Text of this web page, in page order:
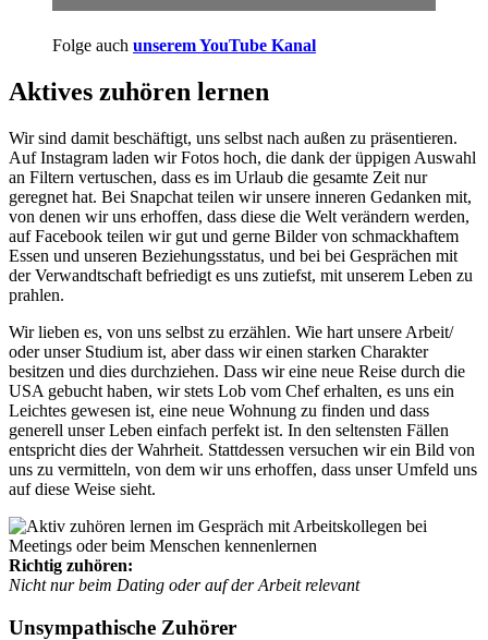
Folge auch unserem YouTube Kanal
Aktives zuhören lernen
Wir sind damit beschäftigt, uns selbst nach außen zu präsentieren.
Auf Instagram laden wir Fotos hoch, die dank der üppigen Auswahl
an Filtern vertuschen, dass es im Urlaub die gesamte Zeit nur
geregnet hat. Bei Snapchat teilen wir unsere inneren Gedanken mit,
von denen wir uns erhoffen, dass diese die Welt verändern werden,
auf Facebook teilen wir gut und gerne Bilder von schmackhaftem
Essen und unseren Beziehungsstatus, und bei bei Gesprächen mit
der Verwandtschaft befriedigt es uns zutiefst, mit unserem Leben zu
prahlen.
Wir lieben es, von uns selbst zu erzählen. Wie hart unsere Arbeit/
oder unser Studium ist, aber dass wir einen starken Charakter
besitzen und dies durchziehen. Dass wir eine neue Reise durch die
USA gebucht haben, wir stets Lob vom Chef erhalten, es uns ein
Leichtes gewesen ist, eine neue Wohnung zu finden und dass
generell unser Leben einfach perfekt ist. In den seltensten Fällen
entspricht dies der Wahrheit. Stattdessen versuchen wir ein Bild von
uns zu vermitteln, von dem wir uns erhoffen, dass unser Umfeld uns
auf diese Weise sieht.
Richtig zuhören:
Nicht nur beim Dating oder auf der Arbeit relevant
Unsympathische Zuhörer